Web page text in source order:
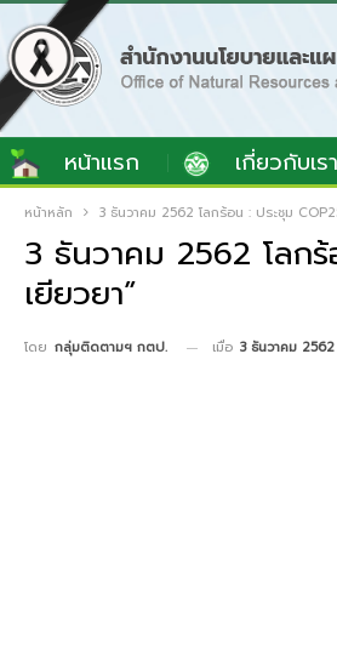
หน้าแรก เกี่ยวกับเรา
หน้าหลัก 3 ธันวาคม 2562 โลกร้อน : ประชุม
3 ธันวาคม 2562 โลก
เยียวยา”
โดย กลุ่มติดตามฯ กตป. เมื่อ 3 ธันวาคม 2562